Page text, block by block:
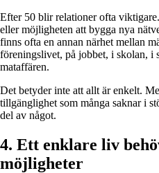
Efter 50 blir relationer ofta
eller möjligheten att bygga nya
finns ofta en annan närhet mellan
föreningslivet, på jobbet, i skolan, i
mataffären.
Det betyder inte att allt är enkelt.
tillgänglighet som många saknar i
del av något.
4. Ett enklare liv
möjligheter